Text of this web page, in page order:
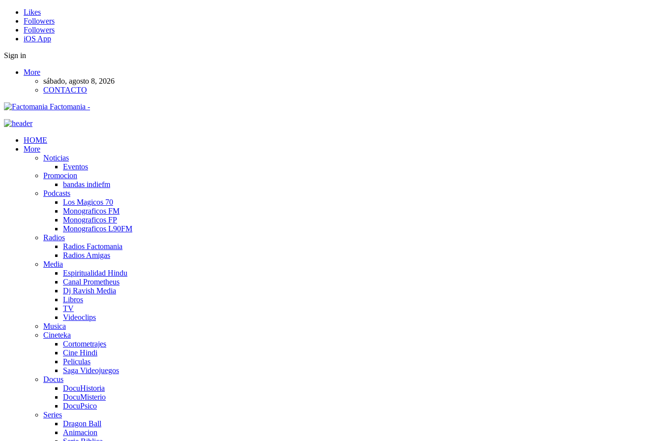
Likes
Followers
Followers
iOS App
Sign in
More
sábado, agosto 8, 2026
CONTACTO
Factomania -
HOME
More
Noticias
Eventos
Promocion
bandas indiefm
Podcasts
Los Magicos 70
Monograficos FM
Monograficos FP
Monograficos L90FM
Radios
Radios Factomania
Radios Amigas
Media
Espiritualidad Hindu
Canal Prometheus
Dj Ravish Media
Libros
TV
Videoclips
Musica
Cineteka
Cortometrajes
Cine Hindi
Peliculas
Saga Videojuegos
Docus
DocuHistoria
DocuMisterio
DocuPsico
Series
Dragon Ball
Animacion